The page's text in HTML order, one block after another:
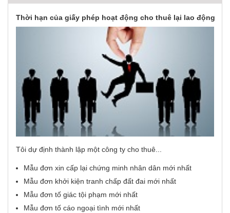
Thời hạn của giấy phép hoạt động cho thuê lại lao động
Tôi dự định thành lập một công ty cho thuê...
Mẫu đơn xin cấp lại chứng minh nhân dân mới nhất
Mẫu đơn khởi kiện tranh chấp đất đai mới nhất
Mẫu đơn tố giác tội phạm mới nhất
Mẫu đơn tố cáo ngoại tình mới nhất